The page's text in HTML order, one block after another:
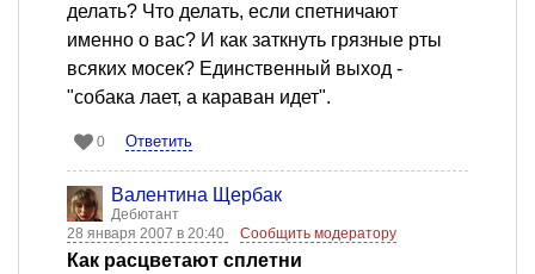
делать? Что делать, если спетничают
именно о вас? И как заткнуть грязные рты
всяких мосек? Единственный выход -
"собака лает, а караван идет".
0 Ответить
Валентина Щербак
Дебютант
28 января 2007 в 20:40
Сообщить модератору
Как расцветают сплетни